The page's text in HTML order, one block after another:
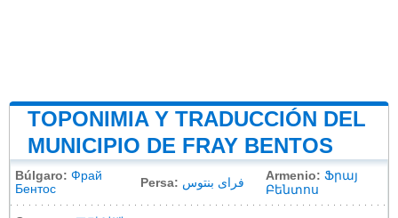
TOPONIMIA Y TRADUCCIÓN DEL
MUNICIPIO DE FRAY BENTOS
Búlgaro: Фрай
Бентос
Persa: فرای بنتوس
Armenio: Ֆրայ
Բենտոս